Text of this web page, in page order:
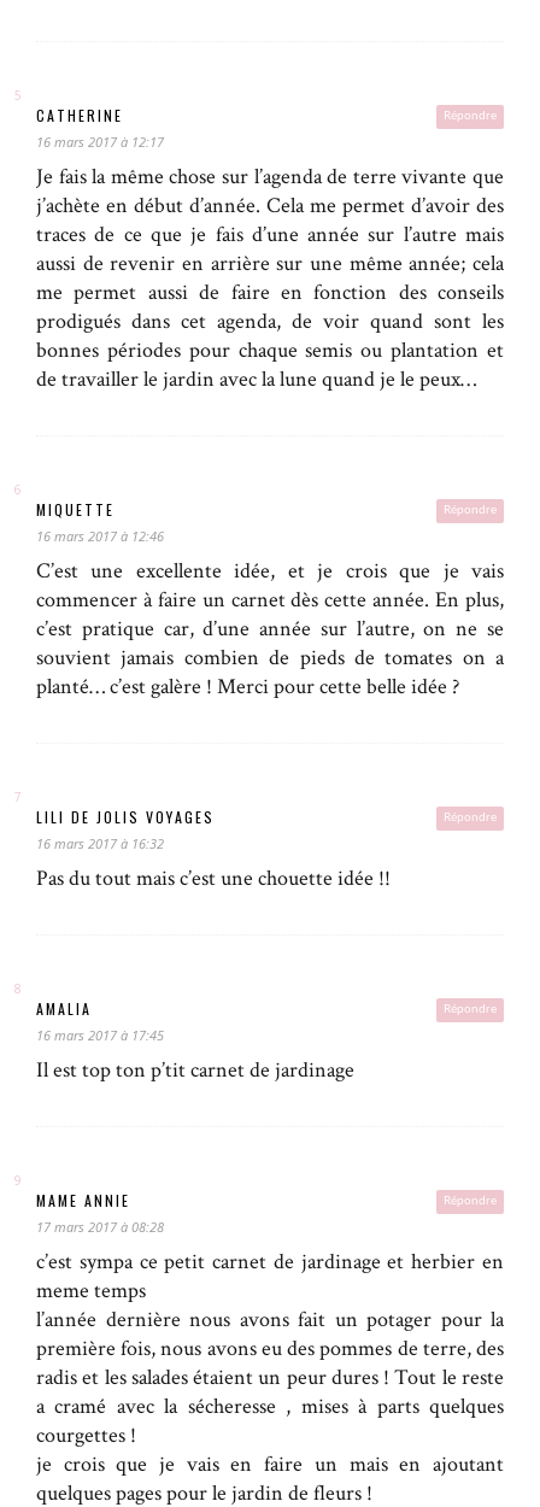
Répondre
CATHERINE
16 mars 2017 à 12:17
Je fais la même chose sur l’agenda de terre vivante que
j’achète en début d’année. Cela me permet d’avoir des
traces de ce que je fais d’une année sur l’autre mais
aussi de revenir en arrière sur une même année; cela
me permet aussi de faire en fonction des conseils
prodigués dans cet agenda, de voir quand sont les
bonnes périodes pour chaque semis ou plantation et
de travailler le jardin avec la lune quand je le peux…
Répondre
MIQUETTE
16 mars 2017 à 12:46
C’est une excellente idée, et je crois que je vais
commencer à faire un carnet dès cette année. En plus,
c’est pratique car, d’une année sur l’autre, on ne se
souvient jamais combien de pieds de tomates on a
planté… c’est galère ! Merci pour cette belle idée ?
Répondre
LILI DE JOLIS VOYAGES
16 mars 2017 à 16:32
Pas du tout mais c’est une chouette idée !!
Répondre
AMALIA
16 mars 2017 à 17:45
Il est top ton p’tit carnet de jardinage
Répondre
MAME ANNIE
17 mars 2017 à 08:28
c’est sympa ce petit carnet de jardinage et herbier en
meme temps
l’année dernière nous avons fait un potager pour la
première fois, nous avons eu des pommes de terre, des
radis et les salades étaient un peur dures ! Tout le reste
a cramé avec la sécheresse , mises à parts quelques
courgettes !
je crois que je vais en faire un mais en ajoutant
quelques pages pour le jardin de fleurs !